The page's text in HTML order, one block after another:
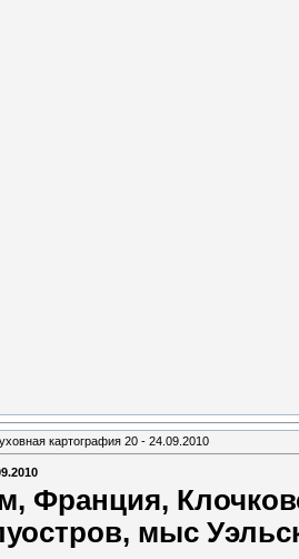
картография 20 - 24.09.2010
Франция,
мыс